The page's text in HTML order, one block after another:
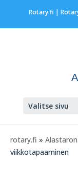
Rotary.fi |
Valitse sivu
rotary.fi »
viikkotapaaminen